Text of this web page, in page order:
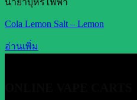
น้ำยาบุหรี่ไฟฟ้า
Cola Lemon Salt – Lemon
อ่านเพิ่ม